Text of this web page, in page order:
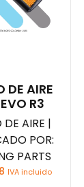
DE AIRE
R3
DE AIRE |
POR:
PARTS
IVA incluido